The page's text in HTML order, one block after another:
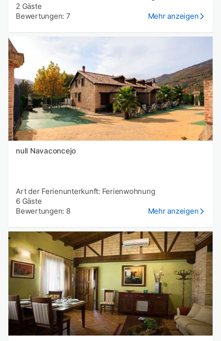
2 Gäste
Bewertungen: 7
Mehr anzeigen
null Navaconcejo
Art der Ferienunterkunft: Ferienwohnung
6 Gäste
Bewertungen: 8
Mehr anzeigen